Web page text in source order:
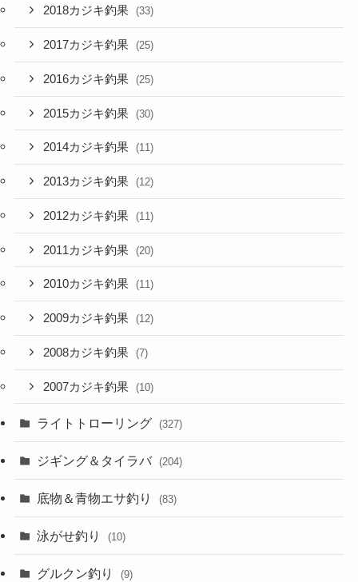
2018カジキ釣果 (33)
2017カジキ釣果 (25)
2016カジキ釣果 (25)
2015カジキ釣果 (30)
2014カジキ釣果 (11)
2013カジキ釣果 (12)
2012カジキ釣果 (11)
2011カジキ釣果 (20)
2010カジキ釣果 (11)
2009カジキ釣果 (12)
2008カジキ釣果 (7)
2007カジキ釣果 (10)
ライトトローリング (327)
ジギング＆タイラバ (204)
底物＆青物エサ釣り (83)
泳がせ釣り (10)
グルクン釣り (9)